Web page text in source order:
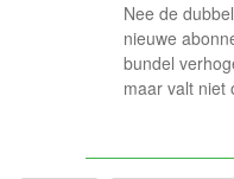
Nee de
nieuwe
bundel
maar valt niet